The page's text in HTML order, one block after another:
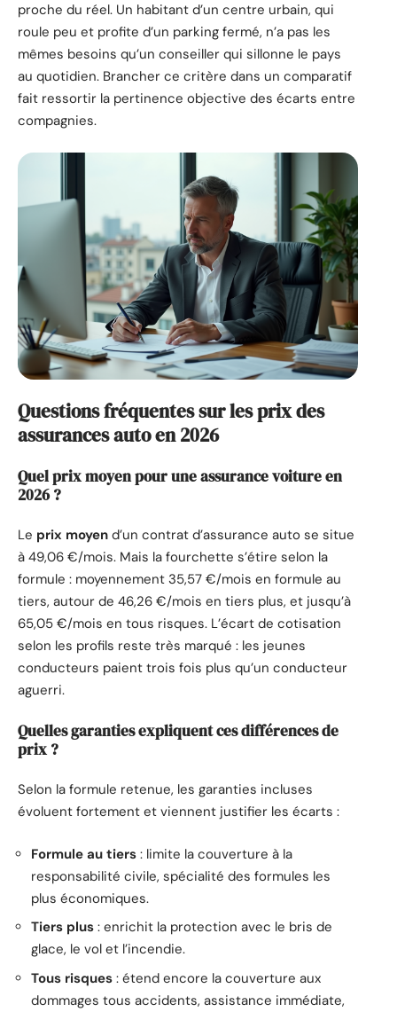
proche du réel. Un habitant d’un centre urbain, qui
roule peu et profite d’un parking fermé, n’a pas les
mêmes besoins qu’un conseiller qui sillonne le pays
au quotidien. Brancher ce critère dans un comparatif
fait ressortir la pertinence objective des écarts entre
compagnies.
Questions fréquentes sur les prix des
assurances auto en 2026
Quel prix moyen pour une assurance voiture en
2026 ?
Le prix moyen d’un contrat d’assurance auto se situe
à 49,06 €/mois. Mais la fourchette s’étire selon la
formule : moyennement 35,57 €/mois en formule au
tiers, autour de 46,26 €/mois en tiers plus, et jusqu’à
65,05 €/mois en tous risques. L’écart de cotisation
selon les profils reste très marqué : les jeunes
conducteurs paient trois fois plus qu’un conducteur
aguerri.
Quelles garanties expliquent ces différences de
prix ?
Selon la formule retenue, les garanties incluses
évoluent fortement et viennent justifier les écarts :
Formule au tiers : limite la couverture à la
responsabilité civile, spécialité des formules les
plus économiques.
Tiers plus : enrichit la protection avec le bris de
glace, le vol et l’incendie.
Tous risques : étend encore la couverture aux
dommages tous accidents, assistance immédiate,